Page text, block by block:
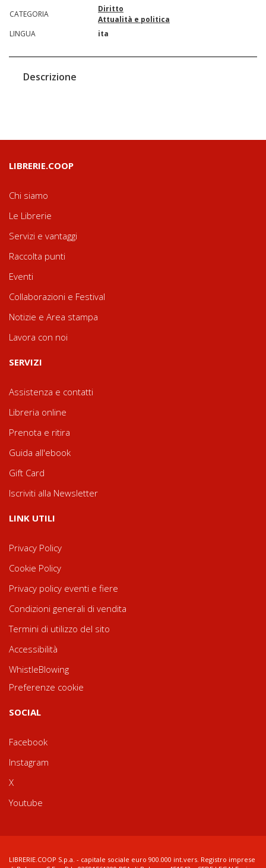
CATEGORIA
Diritto
Attualità e politica
LINGUA
ita
Descrizione
LIBRERIE.COOP
Chi siamo
Le Librerie
Servizi e vantaggi
Raccolta punti
Eventi
Collaborazioni e Festival
Notizie e Area stampa
Lavora con noi
SERVIZI
Assistenza e contatti
Libreria online
Prenota e ritira
Guida all'ebook
Gift Card
Iscriviti alla Newsletter
LINK UTILI
Privacy Policy
Cookie Policy
Privacy policy eventi e fiere
Condizioni generali di vendita
Termini di utilizzo del sito
Accessibilità
WhistleBlowing
Preferenze cookie
SOCIAL
Facebook
Instagram
X
Youtube
LIBRERIE.COOP S.p.a. - capitale sociale euro 900.000 int.vers. Registro imprese